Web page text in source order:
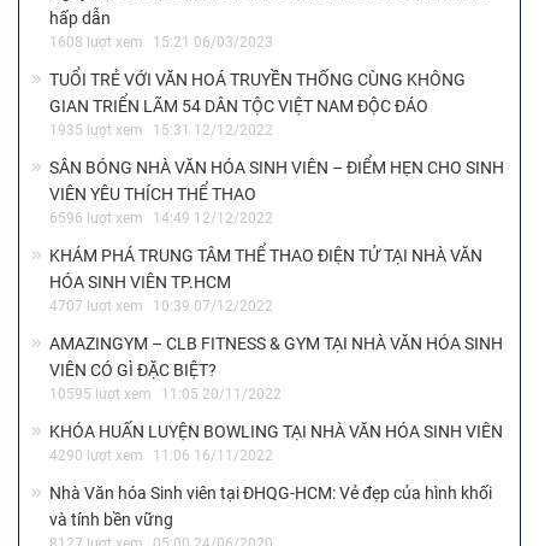
hấp dẫn
1608 lượt xem 15:21 06/03/2023
TUỔI TRẺ VỚI VĂN HOÁ TRUYỀN THỐNG CÙNG KHÔNG
GIAN TRIỂN LÃM 54 DÂN TỘC VIỆT NAM ĐỘC ĐÁO
1935 lượt xem 15:31 12/12/2022
SÂN BÓNG NHÀ VĂN HÓA SINH VIÊN – ĐIỂM HẸN CHO SINH
VIÊN YÊU THÍCH THỂ THAO
6596 lượt xem 14:49 12/12/2022
KHÁM PHÁ TRUNG TÂM THỂ THAO ĐIỆN TỬ TẠI NHÀ VĂN
HÓA SINH VIÊN TP.HCM
4707 lượt xem 10:39 07/12/2022
AMAZINGYM – CLB FITNESS & GYM TẠI NHÀ VĂN HÓA SINH
VIÊN CÓ GÌ ĐẶC BIỆT?
10595 lượt xem 11:05 20/11/2022
KHÓA HUẤN LUYỆN BOWLING TẠI NHÀ VĂN HÓA SINH VIÊN
4290 lượt xem 11:06 16/11/2022
Nhà Văn hóa Sinh viên tại ĐHQG-HCM: Vẻ đẹp của hình khối
và tính bền vững